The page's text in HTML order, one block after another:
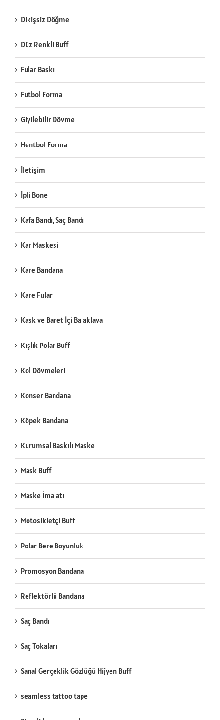
Dikişsiz Döğme
Düz Renkli Buff
Fular Baskı
Futbol Forma
Giyilebilir Dövme
Hentbol Forma
İletişim
İpli Bone
Kafa Bandı, Saç Bandı
Kar Maskesi
Kare Bandana
Kare Fular
Kask ve Baret İçi Balaklava
Kışlık Polar Buff
Kol Dövmeleri
Konser Bandana
Köpek Bandana
Kurumsal Baskılı Maske
Mask Buff
Maske İmalatı
Motosikletçi Buff
Polar Bere Boyunluk
Promosyon Bandana
Reflektörlü Bandana
Saç Bandı
Saç Tokaları
Sanal Gerçeklik Gözlüğü Hijyen Buff
seamless tattoo tape